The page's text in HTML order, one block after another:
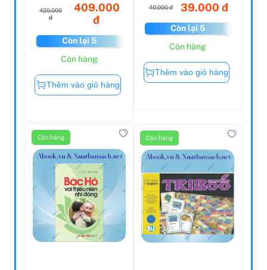
420.000
đ
409.000
đ
Còn lại 5
Còn hàng
Thêm vào giỏ hàng
40.000 đ 39.000 đ
Còn lại 5
Còn hàng
Thêm vào giỏ hàng
Còn hàng Còn hàng